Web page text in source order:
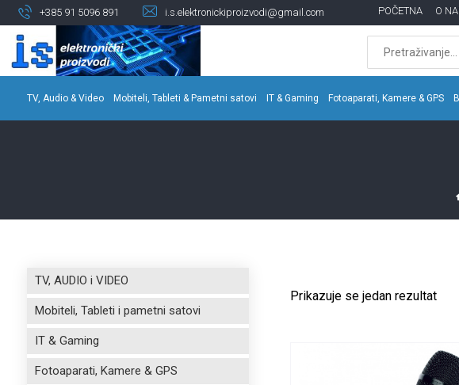
+385 91 5096 891 i.s.elektronickiproizvodi@gmail.com POČETNA O
TV, Audio & Video Mobiteli, Tableti & Pametni satovi IT & Gaming Fotoaparati, Kamere & GPS
Prikazuje se jedan rezultat
TV, AUDIO i VIDEO
Mobiteli, Tableti i pametni satovi
IT & Gaming
Fotoaparati, Kamere & GPS